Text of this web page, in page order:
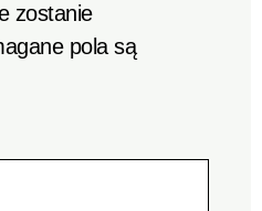
zostanie
pola są